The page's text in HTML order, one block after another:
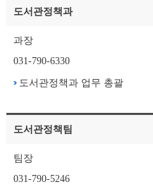
도서관정책과
과장
031-790-6330
도서관정책과 업무 총괄
도서관정책팀
팀장
031-790-5246